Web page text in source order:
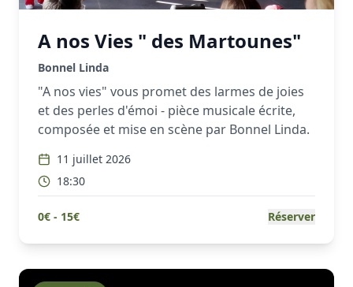
A nos Vies " des Martounes"
Bonnel Linda
"A nos vies" vous promet des larmes de joies
et des perles d'émoi - pièce musicale écrite,
composée et mise en scène par Bonnel Linda.
11 juillet 2026
18:30
0€ - 15€ Réserver